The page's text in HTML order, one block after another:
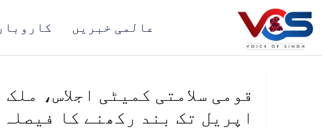
کاروبار عالمی خبریں
اپریل تک بند رکھنے کا فیصلہ